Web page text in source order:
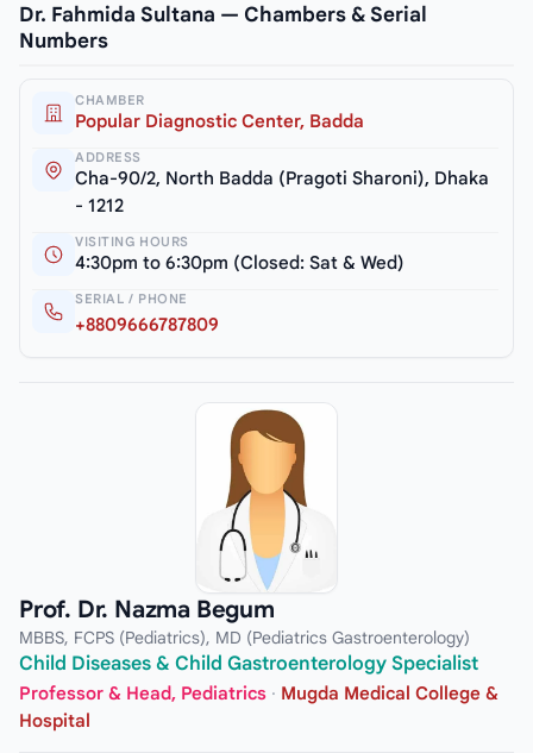
Dr. Fahmida Sultana — Chambers & Serial
Numbers
CHAMBER
Popular Diagnostic Center, Badda
ADDRESS
Cha-90/2, North Badda (Pragoti Sharoni), Dhaka
- 1212
VISITING HOURS
4:30pm to 6:30pm (Closed: Sat & Wed)
SERIAL / PHONE
+8809666787809
Prof. Dr. Nazma Begum
MBBS, FCPS (Pediatrics), MD (Pediatrics Gastroenterology)
Child Diseases & Child Gastroenterology Specialist
Professor & Head, Pediatrics · Mugda Medical College &
Hospital